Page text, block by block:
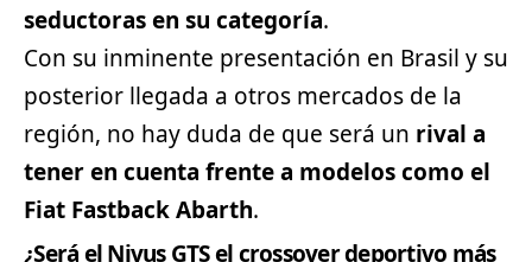
seductoras en su categoría.
Con su inminente presentación en Brasil y su
posterior llegada a otros mercados de la
región, no hay duda de que será un rival a
tener en cuenta frente a modelos como el
Fiat Fastback Abarth.
¿Será el Nivus GTS el crossover deportivo más